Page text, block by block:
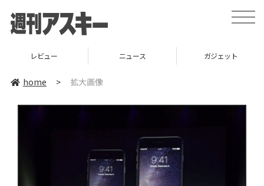
toggle
レビュー ニュース ガジェット
home > 拡大画像